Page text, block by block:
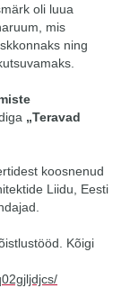
oli luua
mis
ning
„Teravad
koosnenud
Liidu, Eesti
Kõigi